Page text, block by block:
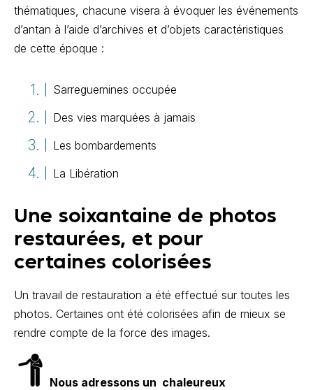
thématiques, chacune visera à évoquer les événements
d’antan à l’aide d’archives et d’objets caractéristiques
de cette époque :
Sarreguemines occupée
Des vies marquées à jamais
Les bombardements
La Libération
Une soixantaine de photos
restaurées, et pour
certaines colorisées
Un travail de restauration a été effectué sur toutes les
photos. Certaines ont été colorisées afin de mieux se
rendre compte de la force des images.
Nous adressons un chaleureux